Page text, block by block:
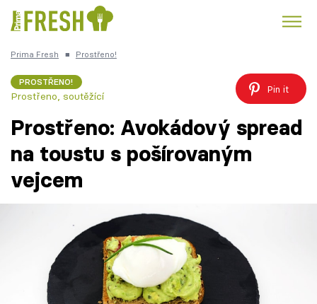
Česká kuchyně
Témata
Recepty
Články
TV Program
Prima Fresh ■ Prostřeno!
PROSTŘENO!
Prostřeno, soutěžící
Pin it
Prostřeno: Avokádový spread
na toustu s pošírovaným
vejcem